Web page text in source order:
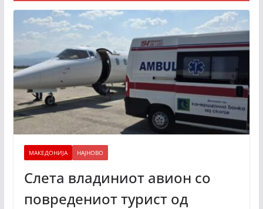
МАКЕДОНИЈА НАЈНОВО
Слета владиниот авион со
повредениот турист од